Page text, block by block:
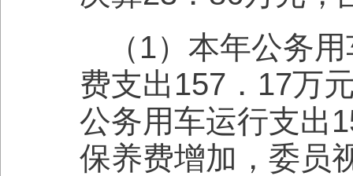
（1）本年公务
费支出157．17万
公务用车运行支出
保养费增加，委员